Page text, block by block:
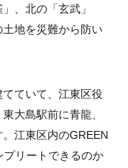
、北の「玄武」
地を災難から防い
ていて、江東区役
大島駅前に青龍、
江東区内のGREEN
プリートできるのか